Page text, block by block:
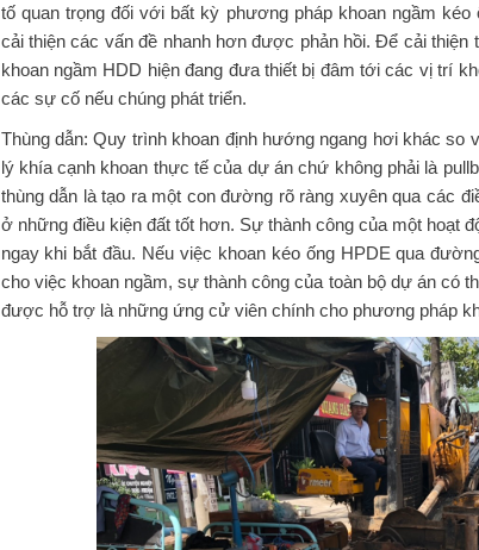
tố quan trọng đối với bất kỳ phương pháp khoan ngầm
cải thiện các vấn đề nhanh hơn được phản hồi. Để cải thiện
khoan ngầm HDD hiện đang đưa thiết bị đâm tới các vị trí
các sự cố nếu chúng phát triển.
Thùng dẫn: Quy trình khoan định hướng ngang hơi khác
lý khía cạnh khoan thực tế của dự án chứ không phải là
thùng dẫn là tạo ra một con đường rõ ràng xuyên qua các
ở những điều kiện đất tốt hơn. Sự thành công của một hoạt
ngay khi bắt đầu. Nếu việc khoan kéo ống HPDE qua
cho việc khoan ngầm, sự thành công của toàn bộ dự án có
được hỗ trợ là những ứng cử viên chính cho phương pháp